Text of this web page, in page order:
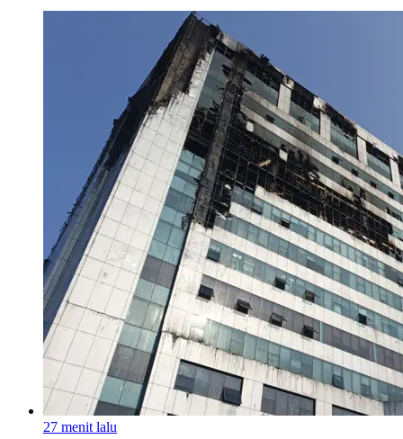
27 menit lalu